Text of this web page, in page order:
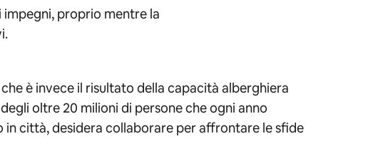
impegni, proprio mentre la
è invece il risultato della capacità alberghiera
oltre 20 milioni di persone che ogni anno
in città, desidera collaborare per affrontare le sfide